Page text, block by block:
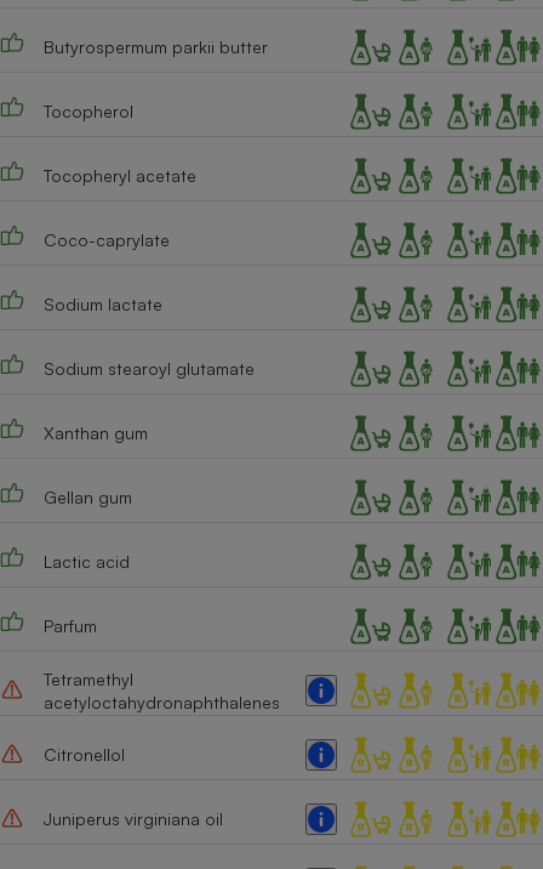
Butyrospermum parkii butter
Tocopherol
Tocopheryl acetate
Coco-caprylate
Sodium lactate
Sodium stearoyl glutamate
Xanthan gum
Gellan gum
Lactic acid
Parfum
Tetramethyl
acetyloctahydronaphthalenes
Citronellol
Juniperus virginiana oil
Robot ménager